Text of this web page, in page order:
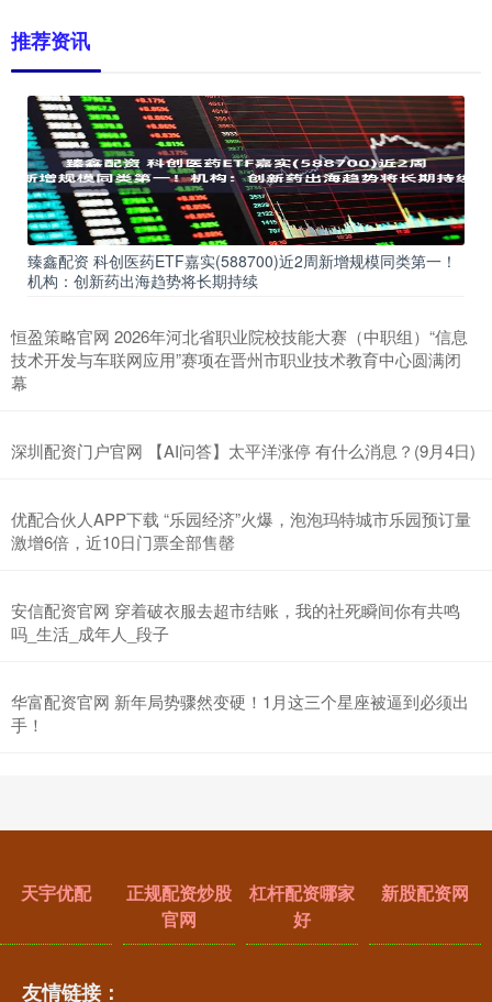
推荐资讯
臻鑫配资 科创医药ETF嘉实(588700)近2周新增规模同类第一！
机构：创新药出海趋势将长期持续
恒盈策略官网 2026年河北省职业院校技能大赛（中职组）“信息
技术开发与车联网应用”赛项在晋州市职业技术教育中心圆满闭
幕
深圳配资门户官网 【AI问答】太平洋涨停 有什么消息？(9月4日)
优配合伙人APP下载 “乐园经济”火爆，泡泡玛特城市乐园预订量
激增6倍，近10日门票全部售罄
安信配资官网 穿着破衣服去超市结账，我的社死瞬间你有共鸣
吗_生活_成年人_段子
华富配资官网 新年局势骤然变硬！1月这三个星座被逼到必须出
手！
天宇优配
正规配资炒股
官网
杠杆配资哪家
好
新股配资网
友情链接：